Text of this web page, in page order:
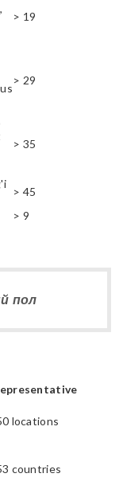
> 19
> 29
> 35
> 45
> 9
пол
locations
countries